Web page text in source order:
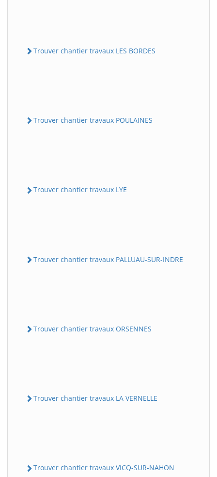
Trouver chantier travaux LES BORDES
Trouver chantier travaux POULAINES
Trouver chantier travaux LYE
Trouver chantier travaux PALLUAU-SUR-INDRE
Trouver chantier travaux ORSENNES
Trouver chantier travaux LA VERNELLE
Trouver chantier travaux VICQ-SUR-NAHON